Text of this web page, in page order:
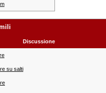
Discussione
su salti